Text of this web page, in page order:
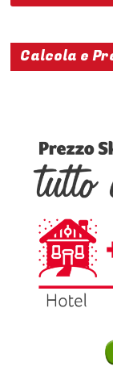
Calcola e